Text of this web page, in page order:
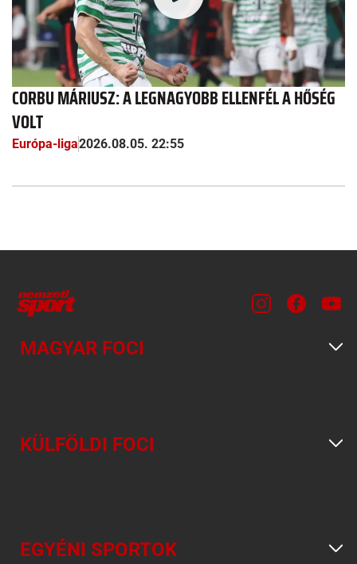
CORBU MÁRIUSZ: A LEGNAGYOBB ELLENFÉL A HŐSÉG
VOLT
Európa-liga2026.08.05. 22:55
MAGYAR FOCI
KÜLFÖLDI FOCI
EGYÉNI SPORTOK